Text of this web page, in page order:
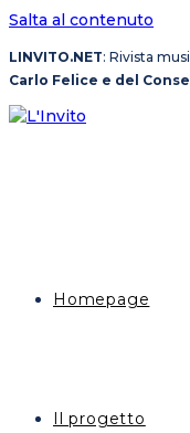
Salta al contenuto
LINVITO.NET: Rivista
Carlo Felice e del
Homepage
Il progetto